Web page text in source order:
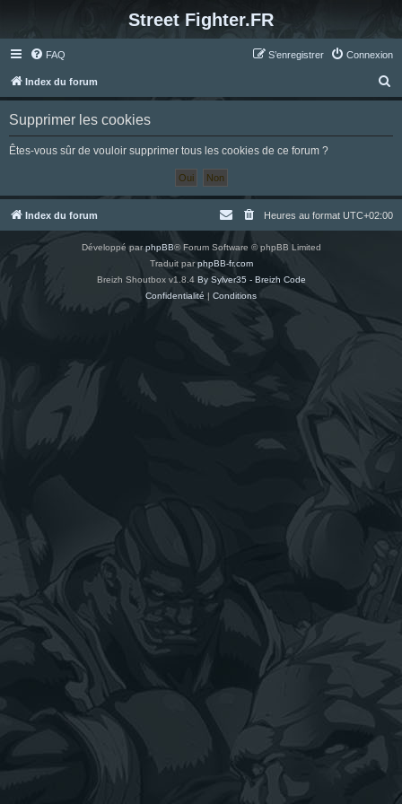
Street Fighter.FR
FAQ Connexion
S’enregistrer
Index du forum
e
h
Supprimer les cookies
Êtes-vous sûr de vouloir supprimer tous les cookies de ce forum ?
Index du forum Heures au format UTC+02:00
Développé parphpBB® Forum Software © phpBB Limited
Traduit parphpBB-fr.com
Breizh Shoutbox v1.8.4 By Sylver35 - Breizh Code
Confidentialité | Conditions